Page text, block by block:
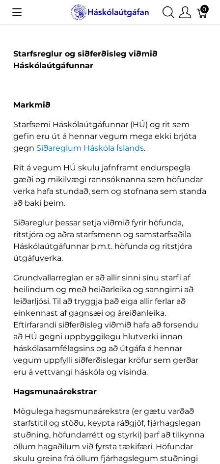
0
Starfsreglur og siðferðisleg viðmið
Háskólaútgáfunnar
Markmið
Starfsemi Háskólaútgáfunnar (HÚ) og rit sem
gefin eru út á hennar vegum mega ekki brjóta
gegn Siðareglum Háskóla Íslands.
Rit á vegum HÚ skulu jafnframt endurspegla
gæði og mikilvægi rannsóknanna sem höfundar
verka hafa stundað, sem og stofnana sem standa
að baki þeim.
Siðareglur þessar setja viðmið fyrir höfunda,
ritstjóra og aðra starfsmenn og samstarfsaðila
Háskólaútgáfunnar þ.m.t. höfunda og ritstjóra
útgáfuverka.
Grundvallarreglan er að allir sinni sínu starfi af
heilindum og með heiðarleika og sanngirni að
leiðarljósi. Til að tryggja það eiga allir ferlar að
einkennast af gagnsæi og áreiðanleika.
Eftirfarandi siðferðisleg viðmið hafa að forsendu
að HÚ gegni uppbyggilegu hlutverki innan
háskólasamfélagsins og að útgáfa á hennar
vegum uppfylli siðferðislegar kröfur sem gerðar
eru á vettvangi háskóla og vísinda.
Hagsmunaárekstrar
Mögulega hagsmunaárekstra (er gætu varðað
starfstitil og stöðu, keypta ráðgjöf, fjárhagslegan
stuðning, höfundarrétt og styrki) þarf að tilkynna
öllum hagaðilum við fyrsta tækifæri. Höfundar
skulu greina frá öllum fjárhagslegum stuðningi